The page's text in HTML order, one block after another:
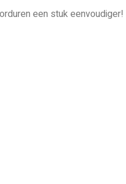
een stuk eenvoudiger!